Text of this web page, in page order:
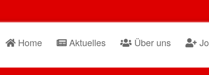
Home Aktuelles Über uns